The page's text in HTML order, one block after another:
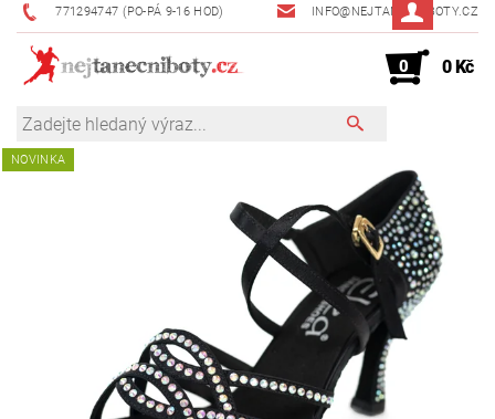
771294747 (PO-PÁ 9-16 HOD) INFO@NEJTANECNIBOTY.CZ
0 0 Kč
NOVINKA